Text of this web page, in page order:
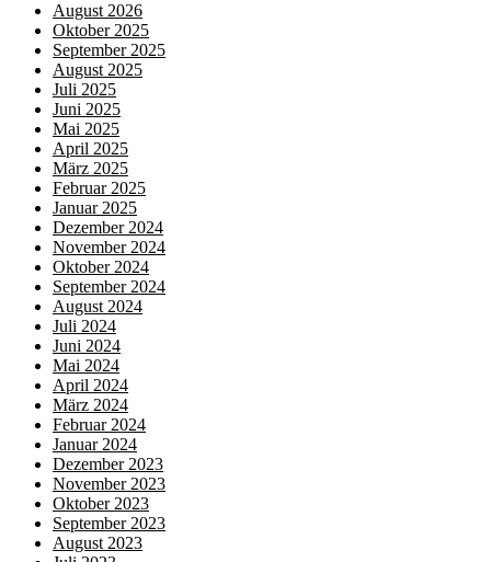
August 2026
Oktober 2025
September 2025
August 2025
Juli 2025
Juni 2025
Mai 2025
April 2025
März 2025
Februar 2025
Januar 2025
Dezember 2024
November 2024
Oktober 2024
September 2024
August 2024
Juli 2024
Juni 2024
Mai 2024
April 2024
März 2024
Februar 2024
Januar 2024
Dezember 2023
November 2023
Oktober 2023
September 2023
August 2023